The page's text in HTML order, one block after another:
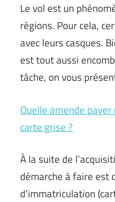
Le vol est un
régions. Pour cela,
avec leurs casques.
est tout aussi
tâche, on vous
Quelle amende
carte grise ?
À la suite de
démarche à faire est
d’immatriculation